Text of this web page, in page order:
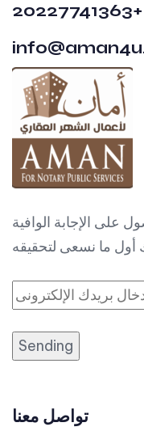
على الإجابة الوافية
أول ما نسعى لتحقيقه
Sending
تواصل معنا